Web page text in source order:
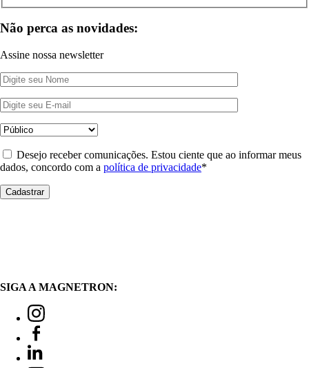
Não perca as novidades:
Assine nossa newsletter
Desejo receber comunicações. Estou ciente que ao informar meus
dados, concordo com a política de privacidade*
SIGA A MAGNETRON: